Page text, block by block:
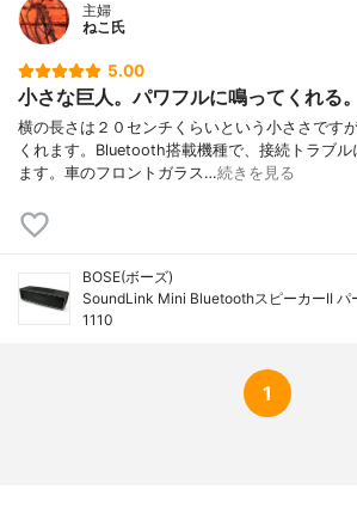
主婦
ねこ氏
5.00
小さな巨人。パワフルに鳴ってくれる。
横の長さは２０センチくらいという小ささです
くれます。Bluetooth搭載機種で、接続トラブ
ます。車のフロントガラス…続きを見る
BOSE(ボーズ)
SoundLink Mini BluetoothスピーカーII パ
1110
1